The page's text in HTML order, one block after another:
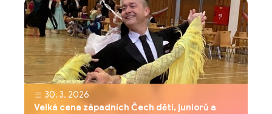
30. 3. 2026
Velká cena západních Čech dětí, juniorů a